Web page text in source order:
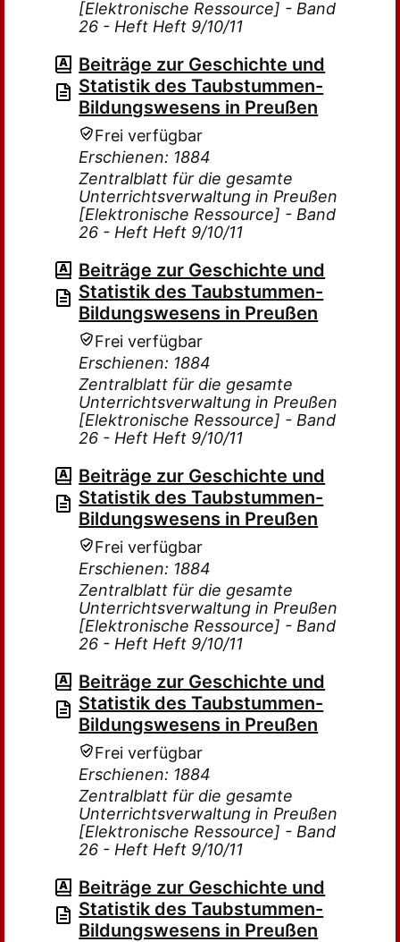
[Elektronische Ressource] - Band
26 - Heft Heft 9/10/11
Beiträge zur Geschichte und
Statistik des Taubstummen-
Bildungswesens in Preußen
Frei verfügbar
Erschienen: 1884
Zentralblatt für die gesamte
Unterrichtsverwaltung in Preußen
[Elektronische Ressource] - Band
26 - Heft Heft 9/10/11
Beiträge zur Geschichte und
Statistik des Taubstummen-
Bildungswesens in Preußen
Frei verfügbar
Erschienen: 1884
Zentralblatt für die gesamte
Unterrichtsverwaltung in Preußen
[Elektronische Ressource] - Band
26 - Heft Heft 9/10/11
Beiträge zur Geschichte und
Statistik des Taubstummen-
Bildungswesens in Preußen
Frei verfügbar
Erschienen: 1884
Zentralblatt für die gesamte
Unterrichtsverwaltung in Preußen
[Elektronische Ressource] - Band
26 - Heft Heft 9/10/11
Beiträge zur Geschichte und
Statistik des Taubstummen-
Bildungswesens in Preußen
Frei verfügbar
Erschienen: 1884
Zentralblatt für die gesamte
Unterrichtsverwaltung in Preußen
[Elektronische Ressource] - Band
26 - Heft Heft 9/10/11
Beiträge zur Geschichte und
Statistik des Taubstummen-
Bildungswesens in Preußen